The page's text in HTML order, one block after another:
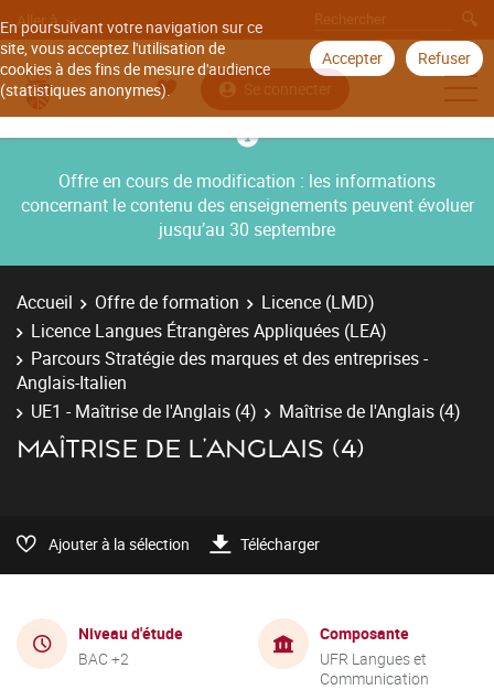
En poursuivant votre navigation sur ce
site, vous acceptez l'utilisation de
cookies à des fins de mesure d'audience
(statistiques anonymes).
Accepter Refuser
Aller à
Se connecter
Offre en cours de modification : les informations
concernant le contenu des enseignements peuvent évoluer
jusqu’au 30 septembre
Accueil Offre de formation
Licence (LMD)
Licence Langues Étrangères Appliquées (LEA)
Parcours Stratégie des marques et des entreprises -
Anglais-Italien
UE1 - Maîtrise de l'Anglais (4)
Maîtrise de l'Anglais (4)
MAÎTRISE DE L'ANGLAIS (4)
Ajouter à la sélection Télécharger
Niveau d'étude
BAC +2
Composante
UFR Langues et
Communication